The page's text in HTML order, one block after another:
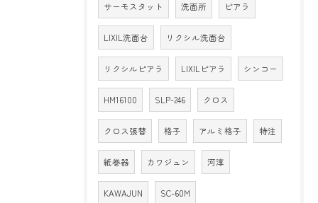
サーモスタット 洗面所 ピアラ
LIXIL洗面台 リクシル洗面台
リクシルピアラ LIXILピアラ シンコー
HM16100 SLP-246 クロス
クロス張替 格子 アルミ格子 特注
紙巻器 カワジュン 河淳
KAWAJUN SC-60M